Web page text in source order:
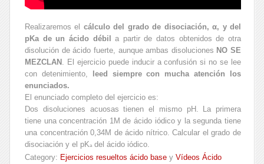
Realizaremos el cálculo del grado de disociación, α, y del
pKa de un ácido débil
a partir de datos obtenidos de otra
disolución de ácido fuerte, aunque ambas disoluciones NO SE
MEZCLAN . El ejercicio puede inducir a confusión si no se lee
con detenimiento,
leed siempre con mucha atención los
enunciados.
El enunciado completo del ejercicio es:
Dos disoluciones acuosas tienen el mismo pH. La primera
tiene una concentración 1M de ácido iódico y la segunda tiene
una concentración 0,34M de ácido nítrico. Calcular el grado de
disociación y el pKadel ácido iódico.
Category: Ejercicios resueltos ácido base y Vídeos Ácido